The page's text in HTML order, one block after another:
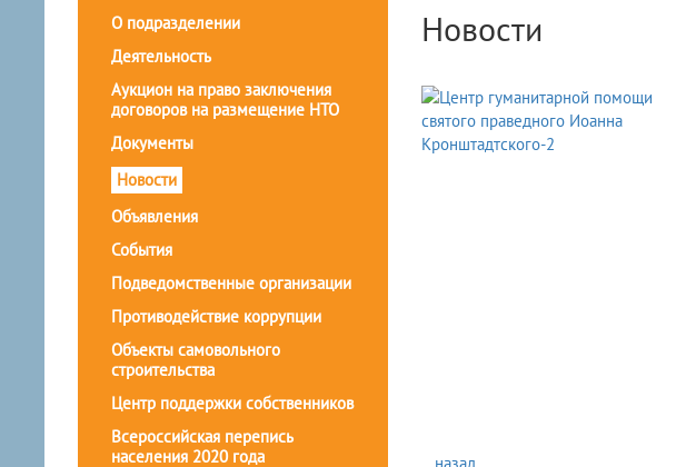
О подразделении
Деятельность
Аукцион на право заключения
договоров на размещение НТО
Документы
Новости
Объявления
События
Подведомственные организации
Противодействие коррупции
Объекты самовольного
строительства
Центр поддержки собственников
Всероссийская перепись
населения 2020 года
Новости